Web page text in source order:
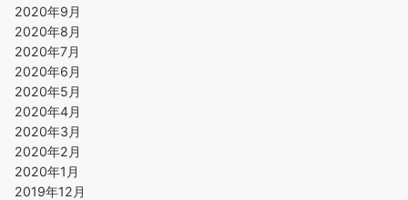
2020年9月
2020年8月
2020年7月
2020年6月
2020年5月
2020年4月
2020年3月
2020年2月
2020年1月
2019年12月